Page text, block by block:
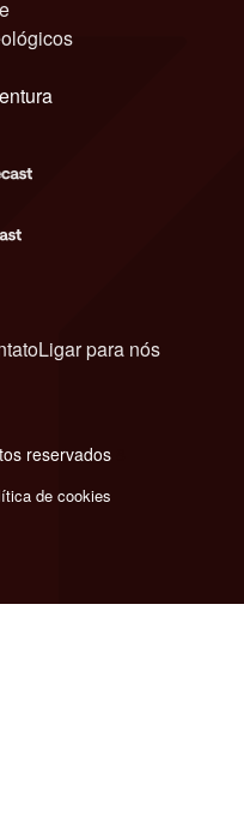
Ligar para nós
reservados
de cookies